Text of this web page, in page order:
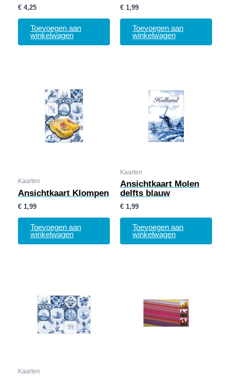
€ 4,25
Toevoegen aan
winkelwagen
€ 1,99
Toevoegen aan
winkelwagen
Kaarten
Ansichtkaart Klompen
€ 1,99
Toevoegen aan
winkelwagen
Kaarten
Ansichtkaart Molen
delfts blauw
€ 1,99
Toevoegen aan
winkelwagen
Kaarten